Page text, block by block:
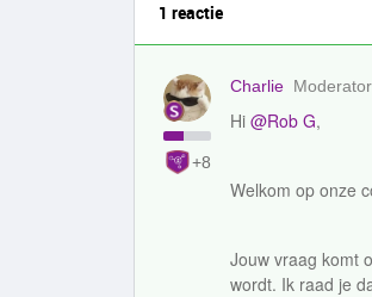
1 reactie
+8
Charlie Moderator
Hi @Rob G,
Welkom op onze
Jouw vraag komt
wordt. Ik raad je